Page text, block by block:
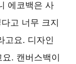
에코백은 사
고 너무 크지
고요. 디자인
. 캔버스백이